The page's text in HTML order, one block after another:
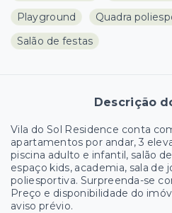
Playground
Quadra
Salão de festas
Descrição
Vila do Sol Residence conta
apartamentos por andar, 3
piscina adulto e infantil, salão
espaço kids, academia, sala de
poliesportiva. Surpreenda-se
Preço e disponibilidade do
aviso prévio.